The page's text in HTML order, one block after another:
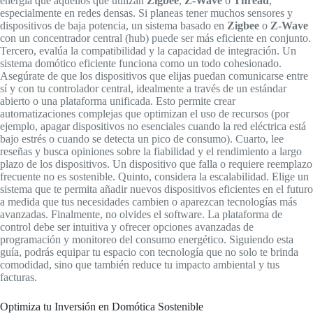
especialmente en redes densas. Si planeas tener muchos sensores y
dispositivos de baja potencia, un sistema basado en Zigbee o Z-Wave
con un concentrador central (hub) puede ser más eficiente en conjunto.
Tercero, evalúa la compatibilidad y la capacidad de integración. Un
sistema domótico eficiente funciona como un todo cohesionado.
Asegúrate de que los dispositivos que elijas puedan comunicarse entre
sí y con tu controlador central, idealmente a través de un estándar
abierto o una plataforma unificada. Esto permite crear
automatizaciones complejas que optimizan el uso de recursos (por
ejemplo, apagar dispositivos no esenciales cuando la red eléctrica está
bajo estrés o cuando se detecta un pico de consumo). Cuarto, lee
reseñas y busca opiniones sobre la fiabilidad y el rendimiento a largo
plazo de los dispositivos. Un dispositivo que falla o requiere reemplazo
frecuente no es sostenible. Quinto, considera la escalabilidad. Elige un
sistema que te permita añadir nuevos dispositivos eficientes en el futuro
a medida que tus necesidades cambien o aparezcan tecnologías más
avanzadas. Finalmente, no olvides el software. La plataforma de
control debe ser intuitiva y ofrecer opciones avanzadas de
programación y monitoreo del consumo energético. Siguiendo esta
guía, podrás equipar tu espacio con tecnología que no solo te brinda
comodidad, sino que también reduce tu impacto ambiental y tus
facturas.
Optimiza tu Inversión en Domótica Sostenible